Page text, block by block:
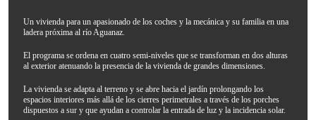
Un vivienda para un apasionado de los coches y la mecánica y su familia en una
ladera próxima al río Aguanaz.
El programa se ordena en cuatro semi-niveles que se transforman en dos alturas
al exterior atenuando la presencia de la vivienda de grandes dimensiones.
La vivienda se adapta al terreno y se abre hacia el jardín prolongando los
espacios interiores más allá de los cierres perimetrales a través de los porches
dispuestos a sur y que ayudan a controlar la entrada de luz y la incidencia solar.